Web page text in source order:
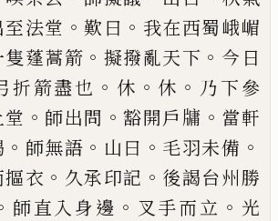
至法堂 。歎曰 。 我在西蜀峨嵋
蓬蒿箭 。 擬撥亂天下 。 今日
折箭盡也 。 休 。 休 。 乃下參
堂 。 師出問 。豁開戶牗 。 當軒
。 師無語 。 山曰 。 毛羽未備 。
衣 。 久承印記 。 後謁台州勝
師直入身邊 。 叉手而立 。 光